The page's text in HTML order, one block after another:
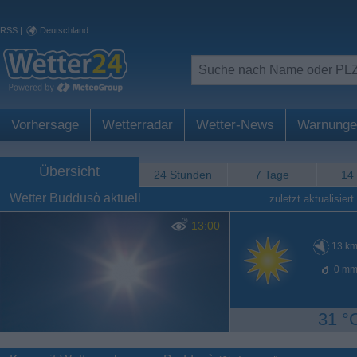
RSS | Deutschland
Vorhersage Wetterradar Wetter-News
Übersicht 24 Stunden 7 Tage 14
Wetter Buddusò aktuell zuletzt aktualisiert
13:00
13
0
31